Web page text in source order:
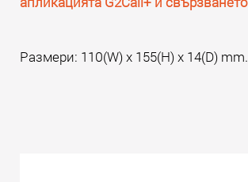
Размери: 110(W) x 155(H) x 14(D) mm.